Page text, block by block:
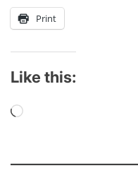
Print
Like this:
Loading…